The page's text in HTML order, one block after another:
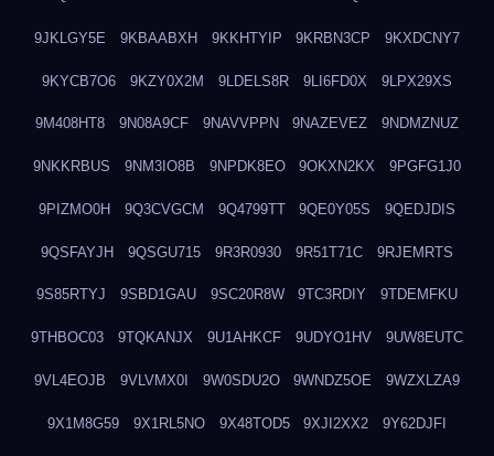
9JKLGY5E 9KBAABXH 9KKHTYIP 9KRBN3CP 9KXDCNY7
9KYCB7O6 9KZY0X2M 9LDELS8R 9LI6FD0X 9LPX29XS
9M408HT8 9N08A9CF 9NAVVPPN 9NAZEVEZ 9NDMZNUZ
9NKKRBUS 9NM3IO8B 9NPDK8EO 9OKXN2KX 9PGFG1J0
9PIZMO0H 9Q3CVGCM 9Q4799TT 9QE0Y05S 9QEDJDIS
9QSFAYJH 9QSGU715 9R3R0930 9R51T71C 9RJEMRTS
9S85RTYJ 9SBD1GAU 9SC20R8W 9TC3RDIY 9TDEMFKU
9THBOC03 9TQKANJX 9U1AHKCF 9UDYO1HV 9UW8EUTC
9VL4EOJB 9VLVMX0I 9W0SDU2O 9WNDZ5OE 9WZXLZA9
9X1M8G59 9X1RL5NO 9X48TOD5 9XJI2XX2 9Y62DJFI